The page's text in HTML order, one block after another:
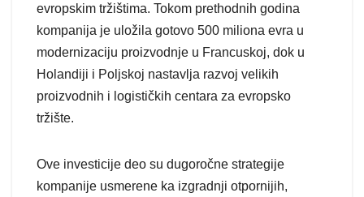
evropskim tržištima. Tokom prethodnih godina
kompanija je uložila gotovo 500 miliona evra u
modernizaciju proizvodnje u Francuskoj, dok u
Holandiji i Poljskoj nastavlja razvoj velikih
proizvodnih i logističkih centara za evropsko
tržište.
Ove investicije deo su dugoročne strategije
kompanije usmerene ka izgradnji otpornijih,